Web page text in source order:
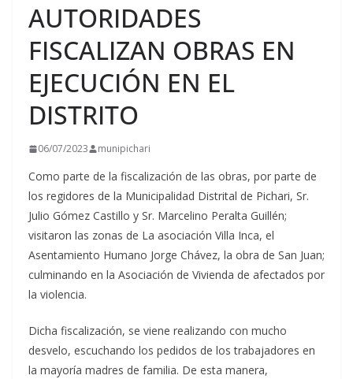
AUTORIDADES
FISCALIZAN OBRAS EN
EJECUCIÓN EN EL
DISTRITO
06/07/2023 munipichari
Como parte de la fiscalización de las obras, por parte de
los regidores de la Municipalidad Distrital de Pichari, Sr.
Julio Gómez Castillo y Sr. Marcelino Peralta Guillén;
visitaron las zonas de La asociación Villa Inca, el
Asentamiento Humano Jorge Chávez, la obra de San Juan;
culminando en la Asociación de Vivienda de afectados por
la violencia.
Dicha fiscalización, se viene realizando con mucho
desvelo, escuchando los pedidos de los trabajadores en
la mayoría madres de familia. De esta manera,